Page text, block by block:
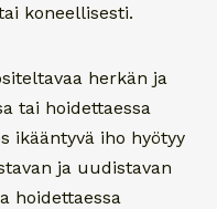
koneellisesti.
herkän ja
tai hoidettaessa
ikääntyvä iho hyötyy
ja uudistavan
hoidettaessa